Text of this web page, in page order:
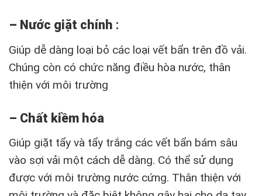
– Nước giặt chính :
Giúp dễ dàng loại bỏ các loại vết bẩn trên đồ vải.
Chúng còn có chức năng điều hòa nước, thân
thiện với môi trường
– Chất kiềm hóa
Giúp giặt tẩy và tẩy trắng các vết bẩn bám sâu
vào sợi vải một cách dễ dàng. Có thể sử dụng
được với môi trường nước cứng. Thân thiện với